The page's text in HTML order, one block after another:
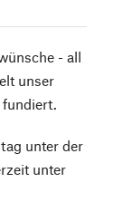
- all
unser
unter der
unter